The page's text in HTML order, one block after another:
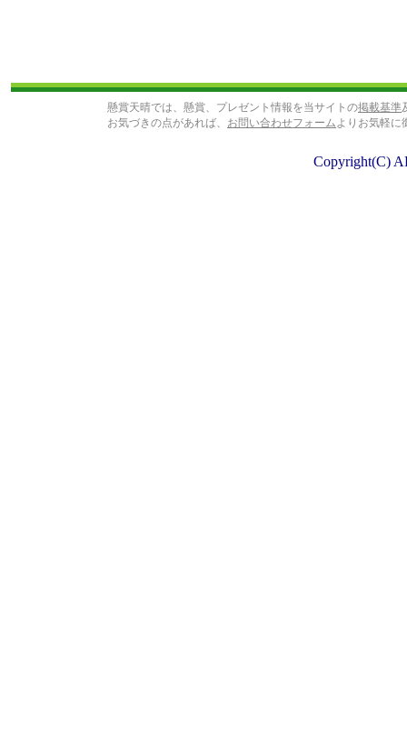
懸賞天晴では、懸賞、プレゼント情報を当サイトの掲載基準
お気づきの点があれば、 お問い合わせフォームよりお気軽に
Copyright(C)